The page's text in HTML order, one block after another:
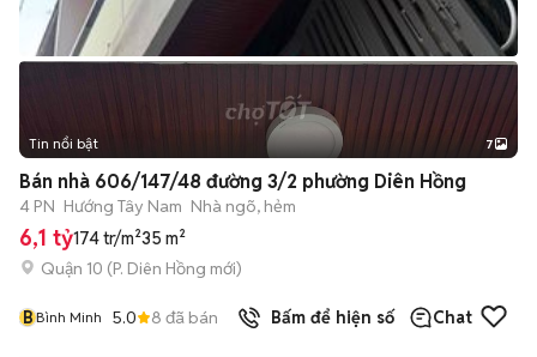
+2
Tin nổi bật 7
Bán nhà 606/147/48 đường 3/2 phường Diên Hồng
4 PN Hướng Tây Nam Nhà ngõ, hẻm
6,1 tỷ174 tr/m²35 m²
Quận 10 (P. Diên Hồng mới)
BBình Minh 5.0 8 đã bán Bấm để hiện số Chat